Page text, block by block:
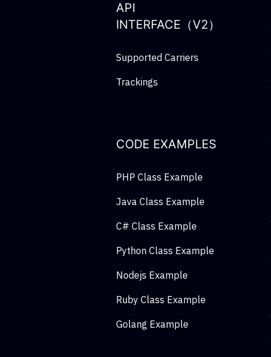
API
INTERFACE（V2）
Supported Carriers
Trackings
CODE EXAMPLES
PHP Class Example
Java Class Example
C# Class Example
Python Class Example
Nodejs Example
Ruby Class Example
Golang Example